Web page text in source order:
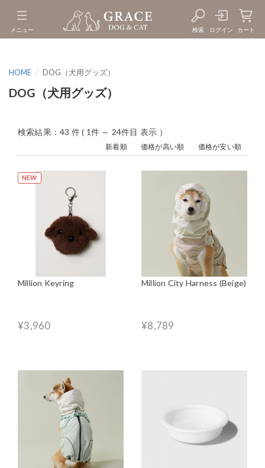
検索 ログイン カート
メニュー
HOME DOG（犬用グッズ）
DOG（犬用グッズ）
検索結果：43 件 ( 1件 ～ 24件目 表示 ）
新着順 価格が高い順 価格が安い順
NEW
Million Keyring
¥3,960
Million City Harness (Beige)
¥8,789